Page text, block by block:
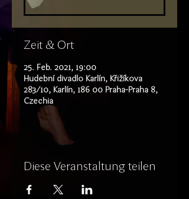
Zeit & Ort
25. Feb. 2021, 19:00
Hudební divadlo Karlín, Křižíkova
283/10, Karlín, 186 00 Praha-Praha 8,
Czechia
Diese Veranstaltung teilen